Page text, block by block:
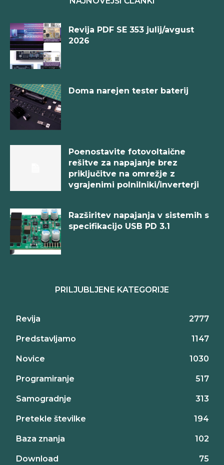
Revija PDF SE 353 julij/avgust
2026
Doma narejen tester baterij
Poenostavite fotovoltaične
rešitve za napajanje brez
priključitve na omrežje z
vgrajenimi polnilniki/inverterji
Razširitev napajanja v sistemih s
specifikacijo USB PD 3.1
PRILJUBLJENE KATEGORIJE
Revija 2777
Predstavljamo 1147
Novice 1030
Programiranje 517
Samogradnje 313
Pretekle številke 194
Baza znanja 102
Download 75